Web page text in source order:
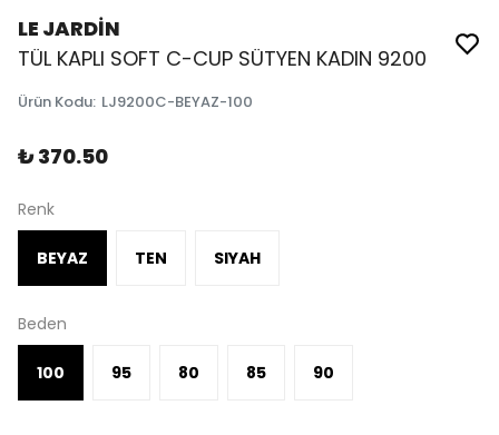
LE JARDİN
TÜL KAPLI SOFT C-CUP SÜTYEN KADIN 9200
Ürün Kodu: LJ9200C-BEYAZ-100
₺ 370.50
Renk
BEYAZ TEN SIYAH
Beden
100 95 80 85 90